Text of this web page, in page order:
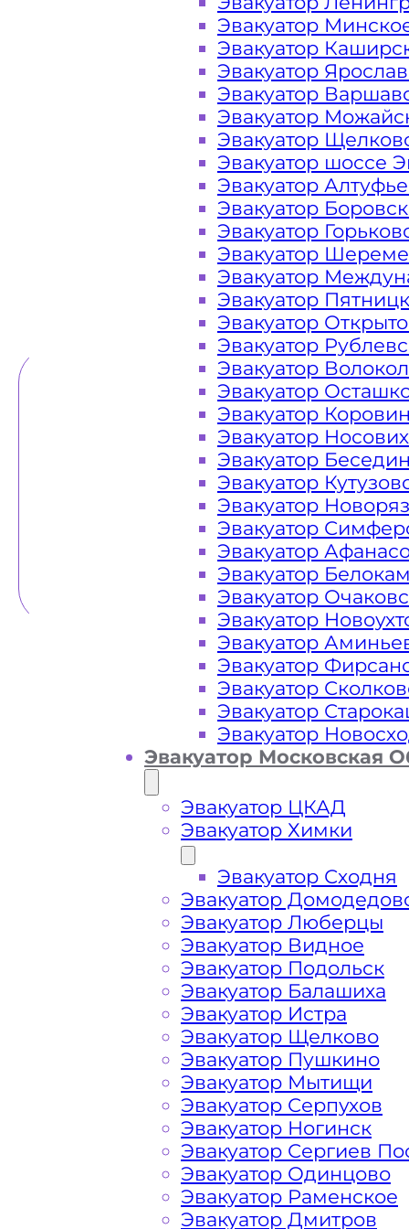
Закажите услугу "эвакуатор
или "онлайн" на сайте компании
Вам необходимы услуги
недорого? Эвакуаторы «МОБИ»
24 часа в сутки. Обращайтесь к
дороге в любой ситуации и
WHATSAPP
Как перевезти
Алтуфьевском
Эвакуатор
Эвакуатор
Эвакуатор
Эвакуатор
Эвакуатор
Эвакуатор
Эвакуатор шоссе
Эвакуатор
Эвакуатор
Эвакуатор
Эвакуатор
Эвакуатор
Эвакуатор
Эвакуатор
Эвакуатор
Эвакуатор
Эвакуатор
Эвакуатор
Эвакуатор
Эвакуатор
Эвакуатор
Эвакуатор
Эвакуатор
Эвакуатор
Эвакуатор
Эвакуатор
Эвакуатор
Эвакуатор
Эвакуатор
Эвакуатор
Эвакуатор
Эвакуатор
Эвакуатор Московская
Эвакуатор ЦКАД
Эвакуатор Химки
Эвакуатор Сходня
Эвакуатор
Эвакуатор Люберцы
Эвакуатор Видное
Эвакуатор Подольск
Эвакуатор Балашиха
Эвакуатор Истра
Эвакуатор Щелково
Эвакуатор Пушкино
Эвакуатор Мытищи
Эвакуатор Серпухов
Эвакуатор Ногинск
Эвакуатор Сергиев
Эвакуатор Одинцово
Эвакуатор Раменское
Эвакуатор Дмитров